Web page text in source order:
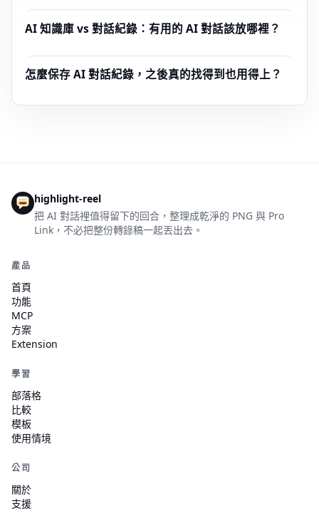
AI 知識庫 vs 對話紀錄：有用的 AI 對話該放哪裡？
怎麼保存 AI 對話紀錄，之後真的找得到也用得上？
highlight-reel
把 AI 對話裡值得留下的回合，整理成乾淨的 PNG 與 Pro
Link，不必把整份轉錄稿一起丟出去。
產品
首頁
功能
MCP
方案
Extension
學習
部落格
比較
模板
使用情境
公司
關於
支援